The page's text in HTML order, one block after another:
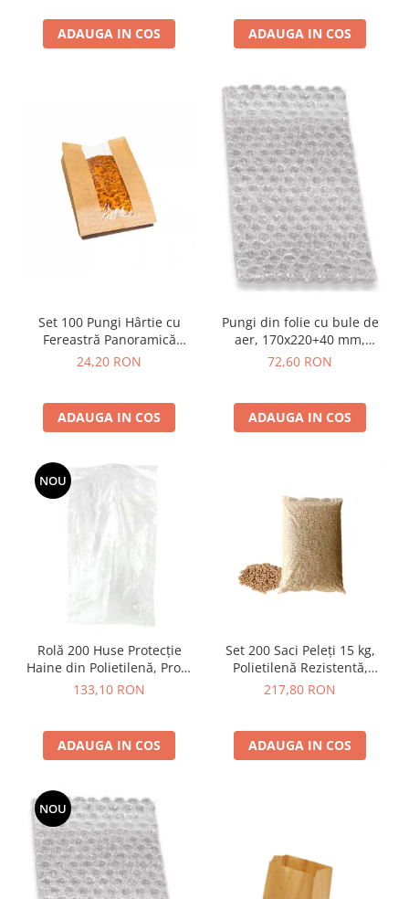
ADAUGA IN COS ADAUGA IN COS
Set 100 Pungi Hârtie cu
Fereastră Panoramică
BOPP, Diverse Mărimi,
24,20 RON
ADAUGA IN COS
Pungi din folie cu bule de
aer, 170x220+40 mm,
inchidere clapeta adeziv
72,60 RON
ADAUGA IN COS
NOU
Rolă 200 Huse Protecție
Haine din Polietilenă, Profil
Umeraș, Transparente
133,10 RON
ADAUGA IN COS
Set 200 Saci Peleți 15 kg,
Polietilenă Rezistentă,
460x700 mm, Neimprimați
217,80 RON
ADAUGA IN COS
NOU